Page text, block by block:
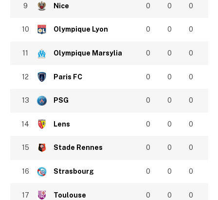
9 Nice 0 0 0
10 Olympique Lyon 0 0 0
11 Olympique Marsylia 0 0 0
12 Paris FC 0 0 0
13 PSG 0 0 0
14 Lens 0 0 0
15 Stade Rennes 0 0 0
16 Strasbourg 0 0 0
17 Toulouse 0 0 0